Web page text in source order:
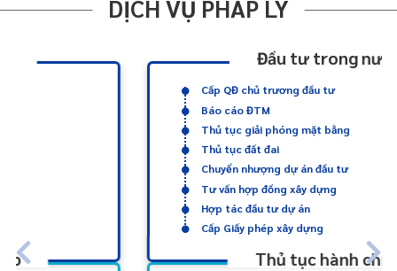
DỊCH VỤ PHÁP LÝ
Đầu tư trong nước
Cấp QĐ chủ trương đầu tư
Thủ tục giải phóng mặt bằng
Chuyển nhượng dự án đầu tư
Tư vấn hợp đồng xây dựng
Cấp Giấy phép xây dựng
Thủ tục hành chính